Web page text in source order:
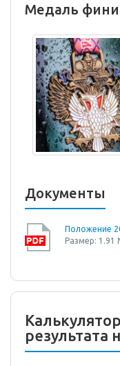
Медаль
Документы
Положение
Размер: 1.91
результата